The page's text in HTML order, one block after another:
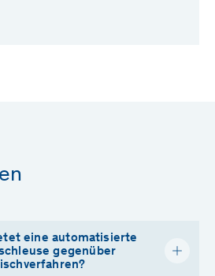
eine automatisierte
gegenüber